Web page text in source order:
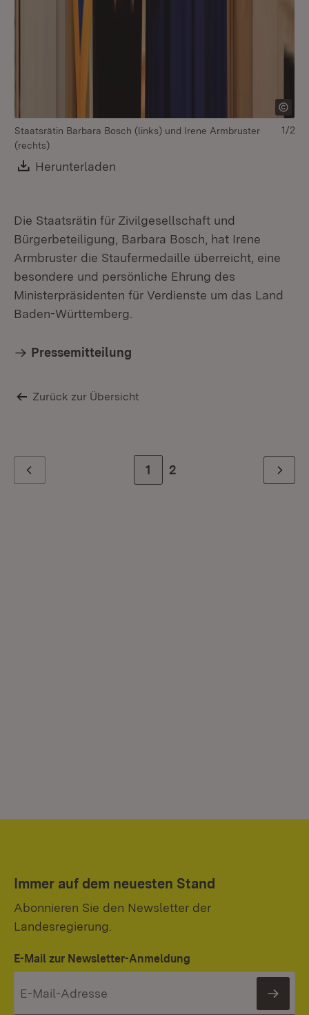
Staatsrätin Barbara Bosch (links) und Irene Armbruster
(rechts)
Download:
Herunterladen
1/2
Die Staatsrätin für Zivilgesellschaft und
Bürgerbeteiligung, Barbara Bosch, hat Irene
Armbruster die Staufermedaille überreicht, eine
besondere und persönliche Ehrung des
Ministerpräsidenten für Verdienste um das Land
Baden-Württemberg.
Pressemitteilung
Zurück zur Übersicht
Zur Seite
1 Zur letzten Seite
2 Weiter
Immer auf dem neuesten Stand
Abonnieren Sie den Newsletter der
Landesregierung.
E-Mail zur Newsletter-Anmeldung